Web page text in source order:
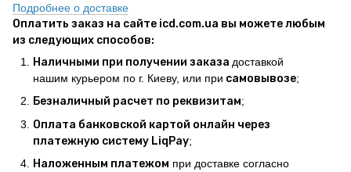
Подробнее о доставке
Оплатить заказ на сайте icd.com.ua вы можете любым
из следующих способов:
Наличными при получении заказа доставкой
нашим курьером по г. Киеву, или при самовывозе;
Безналичный расчет по реквизитам;
Оплата банковской картой онлайн через
платежную систему LiqPay;
Наложенным платежом при доставке согласно